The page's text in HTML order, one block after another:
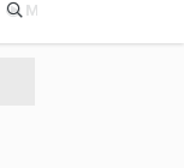
MULTIMEDIA